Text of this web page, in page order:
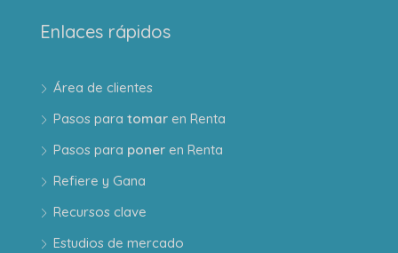
Enlaces rápidos
Área de clientes
Pasos para tomar en Renta
Pasos para poner en Renta
Refiere y Gana
Recursos clave
Estudios de mercado